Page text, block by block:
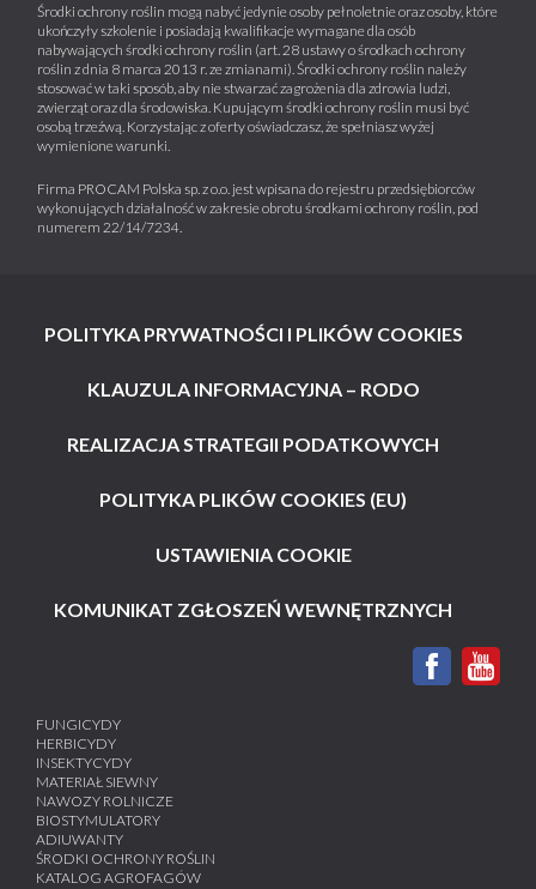
Środki ochrony roślin mogą nabyć jedynie osoby pełnoletnie oraz osoby, które
ukończyły szkolenie i posiadają kwalifikacje wymagane dla osób
nabywających środki ochrony roślin (art. 28 ustawy o środkach ochrony
roślin z dnia 8 marca 2013 r. ze zmianami). Środki ochrony roślin należy
stosować w taki sposób, aby nie stwarzać zagrożenia dla zdrowia ludzi,
zwierząt oraz dla środowiska. Kupującym środki ochrony roślin musi być
osobą trzeźwą. Korzystając z oferty oświadczasz, że spełniasz wyżej
wymienione warunki.
Firma PROCAM Polska sp. z o.o. jest wpisana do rejestru przedsiębiorców
wykonujących działalność w zakresie obrotu środkami ochrony roślin, pod
numerem 22/14/7234.
POLITYKA PRYWATNOŚCI I PLIKÓW COOKIES
KLAUZULA INFORMACYJNA – RODO
REALIZACJA STRATEGII PODATKOWYCH
POLITYKA PLIKÓW COOKIES (EU)
USTAWIENIA COOKIE
KOMUNIKAT ZGŁOSZEŃ WEWNĘTRZNYCH
FUNGICYDY
HERBICYDY
INSEKTYCYDY
MATERIAŁ SIEWNY
NAWOZY ROLNICZE
BIOSTYMULATORY
ADIUWANTY
ŚRODKI OCHRONY ROŚLIN
KATALOG AGROFAGÓW